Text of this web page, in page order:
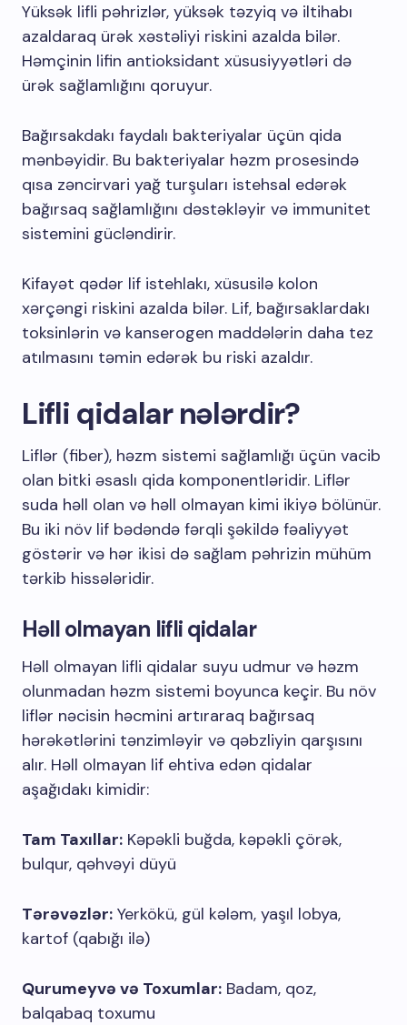
Yüksək lifli pəhrizlər, yüksək təzyiq və iltihabı
azaldaraq ürək xəstəliyi riskini azalda bilər.
Həmçinin lifin antioksidant xüsusiyyətləri də
ürək sağlamlığını qoruyur.
Bağırsakdakı faydalı bakteriyalar üçün qida
mənbəyidir. Bu bakteriyalar həzm prosesində
qısa zəncirvari yağ turşuları istehsal edərək
bağırsaq sağlamlığını dəstəkləyir və immunitet
sistemini gücləndirir.
Kifayət qədər lif istehlakı, xüsusilə kolon
xərçəngi riskini azalda bilər. Lif, bağırsaklardakı
toksinlərin və kanserogen maddələrin daha tez
atılmasını təmin edərək bu riski azaldır.
Lifli qidalar nələrdir?
Liflər (fiber), həzm sistemi sağlamlığı üçün vacib
olan bitki əsaslı qida komponentləridir. Liflər
suda həll olan və həll olmayan kimi ikiyə bölünür.
Bu iki növ lif bədəndə fərqli şəkildə fəaliyyət
göstərir və hər ikisi də sağlam pəhrizin mühüm
tərkib hissələridir.
Həll olmayan lifli qidalar
Həll olmayan lifli qidalar suyu udmur və həzm
olunmadan həzm sistemi boyunca keçir. Bu növ
liflər nəcisin həcmini artıraraq bağırsaq
hərəkətlərini tənzimləyir və qəbzliyin qarşısını
alır. Həll olmayan lif ehtiva edən qidalar
aşağıdakı kimidir:
Tam Taxıllar: Kəpəkli buğda, kəpəkli çörək,
bulqur, qəhvəyi düyü
Tərəvəzlər: Yerkökü, gül kələm, yaşıl lobya,
kartof (qabığı ilə)
Qurumeyvə və Toxumlar: Badam, qoz,
balqabaq toxumu